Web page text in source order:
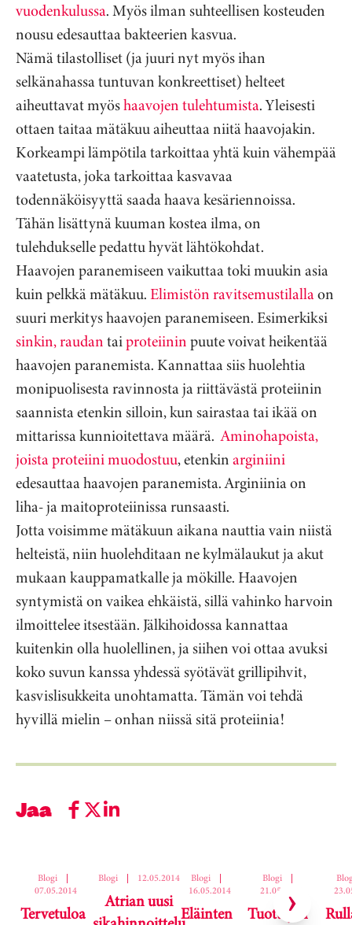
vuodenkulussa. Myös ilman suhteellisen kosteuden
nousu edesauttaa bakteerien kasvua.
Nämä tilastolliset (ja juuri nyt myös ihan
selkänahassa tuntuvan konkreettiset) helteet
aiheuttavat myöshaavojen tulehtumista. Yleisesti
ottaen taitaa mätäkuu aiheuttaa niitä haavojakin.
Korkeampi lämpötila tarkoittaa yhtä kuin vähempää
vaatetusta, joka tarkoittaa kasvavaa
todennäköisyyttä saada haava kesäriennoissa.
Tähän lisättynä kuuman kostea ilma, on
tulehdukselle pedattu hyvät lähtökohdat.
Haavojen paranemiseen vaikuttaa toki muukin asia
kuin pelkkä mätäkuu.Elimistön ravitsemustilallaon
suuri merkitys haavojen paranemiseen. Esimerkiksi
sinkin, raudantaiproteiininpuute voivat heikentää
haavojen paranemista. Kannattaa siis huolehtia
monipuolisesta ravinnosta ja riittävästä proteiinin
saannista etenkin silloin, kun sairastaa tai ikää on
mittarissa kunnioitettava määrä.Aminohapoista,
joista proteiini muodostuu, etenkinarginiini
edesauttaa haavojen paranemista. Arginiinia on
liha- ja maitoproteiinissa runsaasti.
Jotta voisimme mätäkuun aikana nauttia vain niistä
helteistä, niin huolehditaan ne kylmälaukut ja akut
mukaan kauppamatkalle ja mökille. Haavojen
syntymistä on vaikea ehkäistä, sillä vahinko harvoin
ilmoittelee itsestään. Jälkihoidossa kannattaa
kuitenkin olla huolellinen, ja siihen voi ottaa avuksi
koko suvun kanssa yhdessä syötävät grillipihvit,
kasvislisukkeita unohtamatta. Tämän voi tehdä
hyvillä mielin – onhan niissä sitä proteiinia!
Jaa
Ohita korttikaruselli
Blogi
|
07.05.2014
Tervetuloa
Blogi | 12.05.2014
Atrian uusi
Blogi
|
16.05.2014
Eläinten
Blogi
|
21.05.2014
Tuottajan